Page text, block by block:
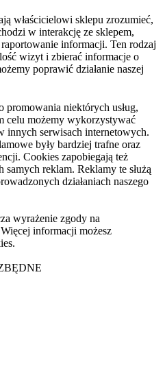
właścicielowi sklepu zrozumieć,
w interakcję ze sklepem,
informacji. Ten rodzaj
wizyt i zbierać informacje o
poprawić działanie naszej
promowania niektórych usług,
celu możemy wykorzystywać
innych serwisach internetowych.
były bardziej trafne oraz
Cookies zapobiegają też
reklam. Reklamy te służą
działaniach naszego
wyrażenie zgody na
informacji możesz